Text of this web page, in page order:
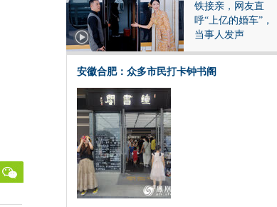
铁接亲，网友直
呼“上亿的婚车”，
当事人发声
安徽合肥：众多市民打卡钟书阁